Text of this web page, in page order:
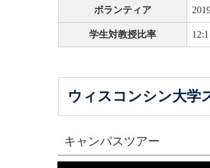
ボランティア
学生対教授比率 12:1
ウィスコンシン大学
キャンパスツアー